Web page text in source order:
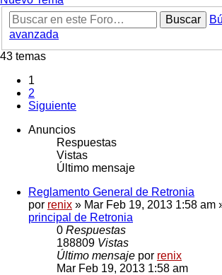
Buscar
avanzada
43 temas
1
2
Siguiente
Anuncios
Respuestas
Vistas
Último mensaje
Reglamento General de Retronia
por renix » Mar Feb 19, 2013 1:58 am
principal de Retronia
0 Respuestas
188809 Vistas
Último mensaje por renix
Mar Feb 19, 2013 1:58 am